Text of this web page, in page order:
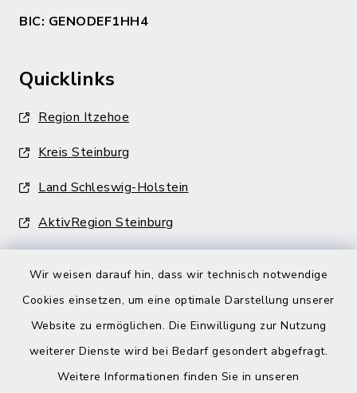
Wir weisen darauf hin, dass wir technisch notwendige
Cookies einsetzen, um eine optimale Darstellung unserer
Website zu ermöglichen. Die Einwilligung zur Nutzung
weiterer Dienste wird bei Bedarf gesondert abgefragt.
Weitere Informationen finden Sie in unseren
BIC: GENODEF1HH4
Quicklinks
Region Itzehoe
Kreis Steinburg
Land Schleswig-Holstein
AktivRegion Steinburg
Barrierefreiheit